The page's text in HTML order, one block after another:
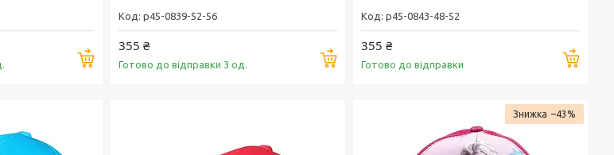
Купити
p45-0839-52-56
355 ₴
Готово до відправки 3 од. Купити
p45-0843-48-52
355 ₴
Готово до відправки
–43%